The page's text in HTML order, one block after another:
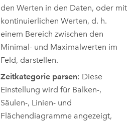
den Werten in den Daten, oder mit
kontinuierlichen Werten, d. h.
einem Bereich zwischen den
Minimal- und Maximalwerten im
Feld, darstellen.
Zeitkategorie parsen: Diese
Einstellung wird für Balken-,
Säulen-, Linien- und
Flächendiagramme angezeigt,